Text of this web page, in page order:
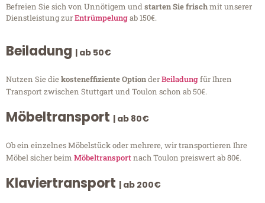
Befreien Sie sich von Unnötigem undstarten Sie frischmit unserer
Dienstleistung zurEntrümpelungab 150€.
Beiladung | ab 50€
Nutzen Sie diekosteneffiziente OptionderBeiladungfür Ihren
Transport zwischen Stuttgart und Toulon schon ab 50€.
Möbeltransport | ab 80€
Ob ein einzelnes Möbelstück oder mehrere, wir transportieren Ihre
Möbel sicher beim Möbeltransportnach Toulon preiswert ab 80€.
Klaviertransport | ab 200€